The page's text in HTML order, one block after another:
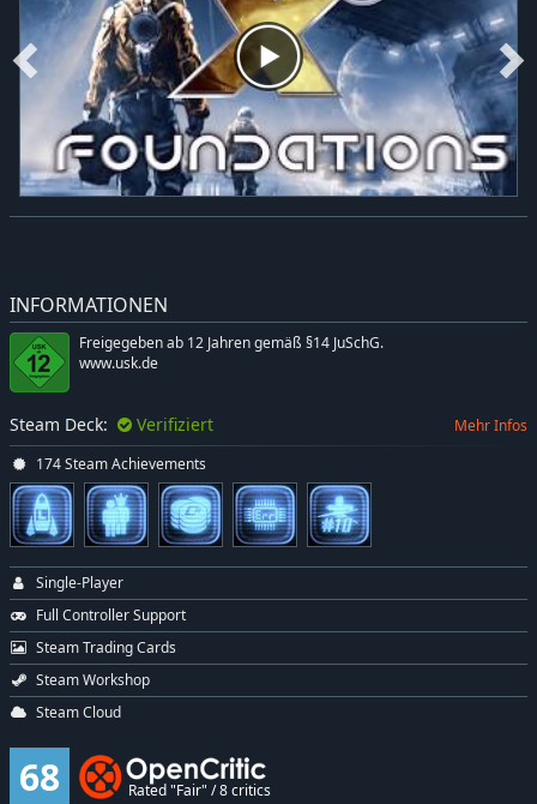
INFORMATIONEN
Freigegeben ab 12 Jahren gemäß §14 JuSchG.
www.usk.de
Steam Deck: Verifiziert Mehr Infos
174 Steam Achievements
Single-Player
Full Controller Support
Steam Trading Cards
Steam Workshop
Steam Cloud
68 Rated "Fair" / 8 critics